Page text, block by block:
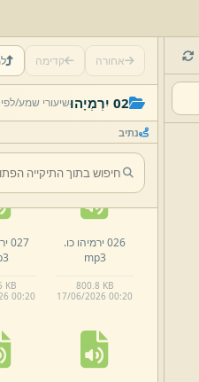
אחורה קדימה
02 יִרְמְיָהוּ שיעורי שמע/
נתיב
mp3
17/06/2026 00:20
00:20
026 ירמיהו כו.
mp3
800.8 KB
17/06/2026 00:20
027 ירמיהו כז.
KB
00:20